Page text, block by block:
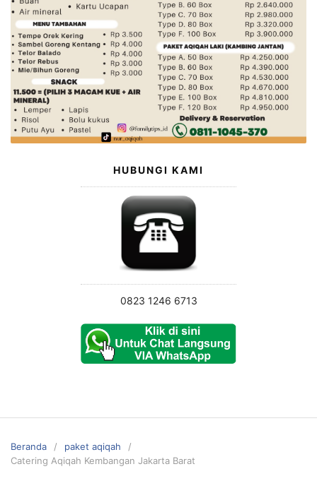
HUBUNGI KAMI
0823 1246 6713
Beranda
paket aqiqah
Catering Aqiqah Kembangan Jakarta Barat